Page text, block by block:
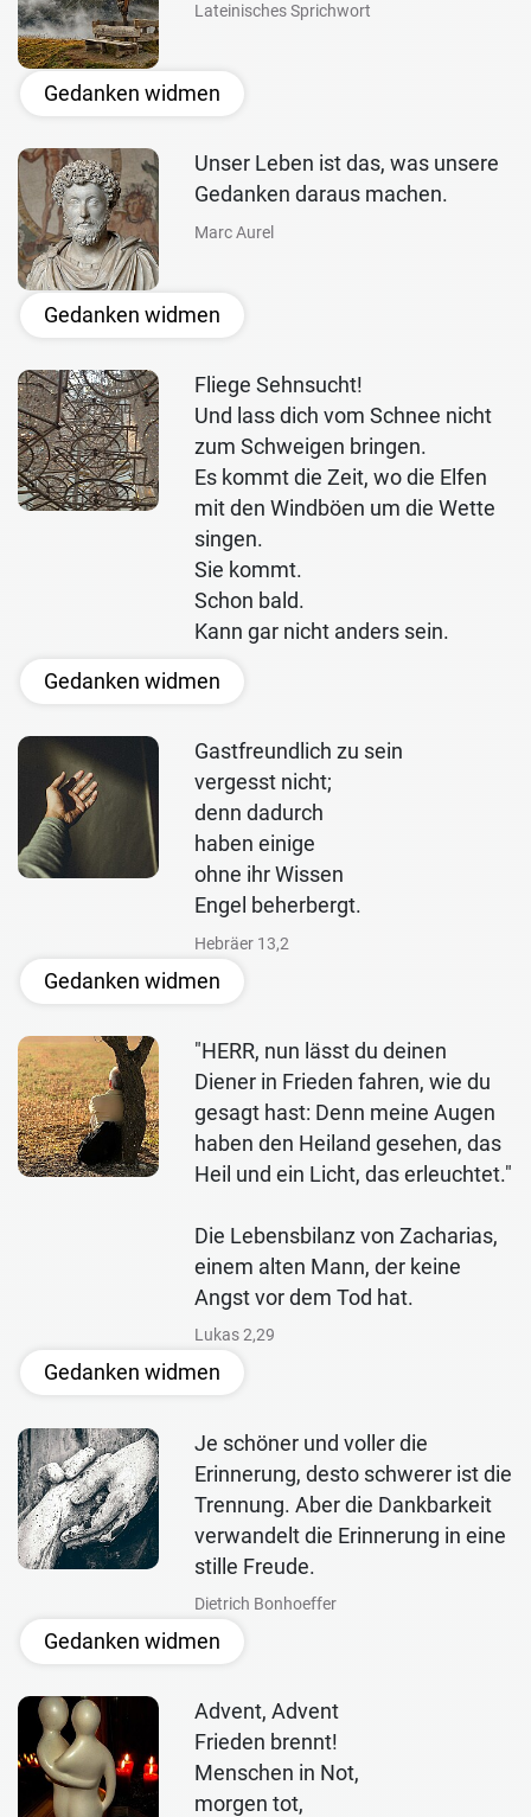
Lateinisches Sprichwort
Gedanken widmen
Unser Leben ist das, was unsere
Gedanken daraus machen.
Marc Aurel
Gedanken widmen
Fliege Sehnsucht!
Und lass dich vom Schnee nicht
zum Schweigen bringen.
Es kommt die Zeit, wo die Elfen
mit den Windböen um die Wette
singen.
Sie kommt.
Schon bald.
Kann gar nicht anders sein.
Gedanken widmen
Gastfreundlich zu sein
vergesst nicht;
denn dadurch
haben einige
ohne ihr Wissen
Engel beherbergt.
Hebräer 13,2
Gedanken widmen
"HERR, nun lässt du deinen
Diener in Frieden fahren, wie du
gesagt hast: Denn meine Augen
haben den Heiland gesehen, das
Heil und ein Licht, das erleuchtet."
Die Lebensbilanz von Zacharias,
einem alten Mann, der keine
Angst vor dem Tod hat.
Lukas 2,29
Gedanken widmen
Je schöner und voller die
Erinnerung, desto schwerer ist die
Trennung. Aber die Dankbarkeit
verwandelt die Erinnerung in eine
stille Freude.
Dietrich Bonhoeffer
Gedanken widmen
Advent, Advent
Frieden brennt!
Menschen in Not,
morgen tot,